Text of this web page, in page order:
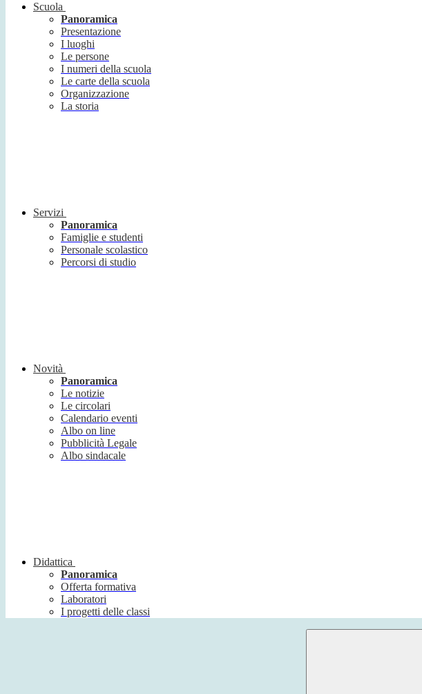
Scuola
Panoramica
Presentazione
I luoghi
Le persone
I numeri della scuola
Le carte della scuola
Organizzazione
La storia
Servizi
Panoramica
Famiglie e studenti
Personale scolastico
Percorsi di studio
Novità
Panoramica
Le notizie
Le circolari
Calendario eventi
Albo on line
Pubblicità Legale
Albo sindacale
Didattica
Panoramica
Offerta formativa
Laboratori
I progetti delle classi